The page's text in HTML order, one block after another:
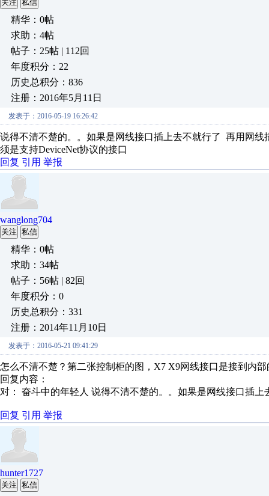
关注 私信
精华：0帖
求助：4帖
帖子：25帖 | 112回
年度积分：22
历史总积分：836
注册：2016年5月11日
发表于：2016-05-19 16:26:42
说得不清不楚的。。如果是网线接口插上去不就行了 再用网
须是支持DeviceNet协议的接口
回复 引用 举报
wanglong704
关注 私信
精华：0帖
求助：34帖
帖子：56帖 | 82回
年度积分：0
历史总积分：331
注册：2014年11月10日
发表于：2016-05-21 09:41:29
怎么不清不楚？第二张控制柜的图，X7 X9网线接口是接到内
回复内容：
对： 奋斗中的年轻人 说得不清不楚的。。如果是网线接口插
回复 引用 举报
hunter1727
关注 私信